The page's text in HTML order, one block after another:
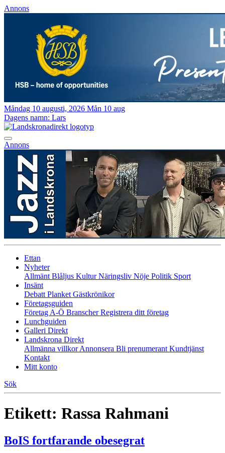
Annons
Måndag 10 augusti, 2026 Mån 10 aug
Dagens namn: Lars
Annons
Ettan
Nyheter
Allmänt Blåljus KulturNäringsliv Nöje Politik Sport
Insänt
Debatt Planket Gästkrönikor
Företagsguiden
Företag A-Ö BranscherRegistrera ditt företag
Lunchguiden
Galleri Direkt
Landskrona Direkt
Allmänna villkorAnnonsera Bli prenumerant Kundtjänst
Kontakt
Mitt konto
Sök
Etikett: Rassa Rahmani
BoIS fortfarande obesegrat